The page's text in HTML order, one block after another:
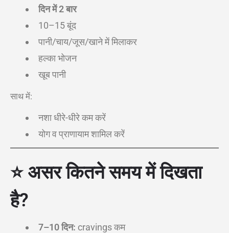
दिन में 2 बार
10–15 बूंद
पानी/चाय/जूस/खाने में मिलाकर
हल्का भोजन
खूब पानी
साथ में:
नशा धीरे-धीरे कम करें
योग व प्राणायाम शामिल करें
⭐ असर कितने समय में दिखता
है?
7–10 दिन: cravings कम